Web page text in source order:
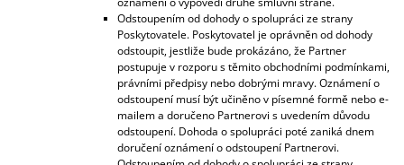
Odstoupením od dohody o spolupráci ze strany
Poskytovatele. Poskytovatel je oprávněn od dohody
odstoupit, jestliže bude prokázáno, že Partner
postupuje v rozporu s těmito obchodními podmínkami,
právními předpisy nebo dobrými mravy. Oznámení o
odstoupení musí být učiněno v písemné formě nebo e-
mailem a doručeno Partnerovi s uvedením důvodu
odstoupení. Dohoda o spolupráci poté zaniká dnem
doručení oznámení o odstoupení Partnerovi.
Send
Powered by chaterimo